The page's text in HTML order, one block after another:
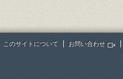
このサイトについて お問い合わせ